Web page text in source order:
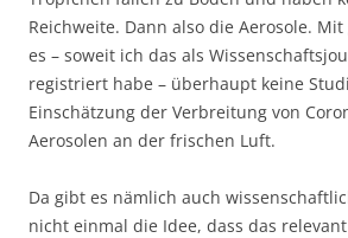
Reichweite. Dann also die Aerosole.
es – soweit ich das als
registriert habe – überhaupt keine
Einschätzung der Verbreitung von
Aerosolen an der frischen Luft.
Da gibt es nämlich auch
nicht einmal die Idee, dass das